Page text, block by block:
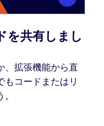
を共有しまし
、拡張機能から直
もコードまたはリ